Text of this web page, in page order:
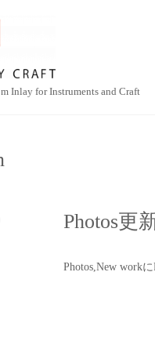
Inlay for Instruments and Craft
Photos更
Photos,New workに